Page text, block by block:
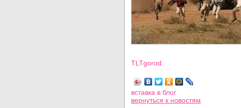
TLTgorod
вставка в блог
вернуться к новостям